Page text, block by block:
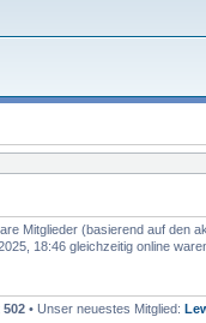
Mitglieder (basierend auf den
18:46 gleichzeitig online
502 • Unser neuestes Mitglied: